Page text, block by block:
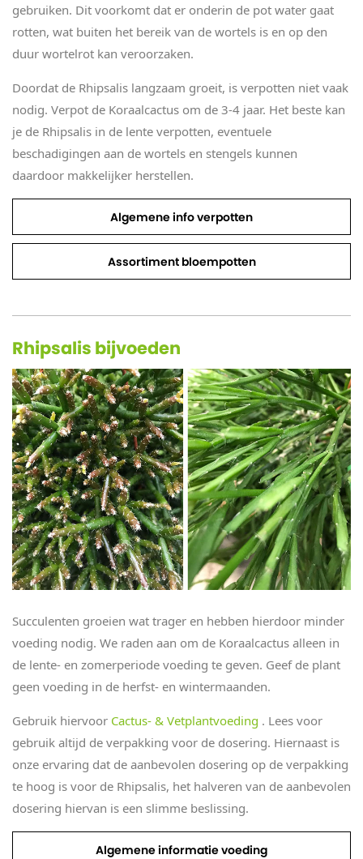
gebruiken. Dit voorkomt dat er onderin de pot water gaat
rotten, wat buiten het bereik van de wortels is en op den
duur wortelrot kan veroorzaken.
Doordat de Rhipsalis langzaam groeit, is verpotten niet vaak
nodig. Verpot de Koraalcactus om de 3-4 jaar. Het beste kan
je de Rhipsalis in de lente verpotten, eventuele
beschadigingen aan de wortels en stengels kunnen
daardoor makkelijker herstellen.
Algemene info verpotten
Assortiment bloempotten
Rhipsalis bijvoeden
Succulenten groeien wat trager en hebben hierdoor minder
voeding nodig. We raden aan om de Koraalcactus alleen in
de lente- en zomerperiode voeding te geven. Geef de plant
geen voeding in de herfst- en wintermaanden.
Gebruik hiervoor Cactus- & Vetplantvoeding . Lees voor
gebruik altijd de verpakking voor de dosering. Hiernaast is
onze ervaring dat de aanbevolen dosering op de verpakking
te hoog is voor de Rhipsalis, het halveren van de aanbevolen
dosering hiervan is een slimme beslissing.
Algemene informatie voeding